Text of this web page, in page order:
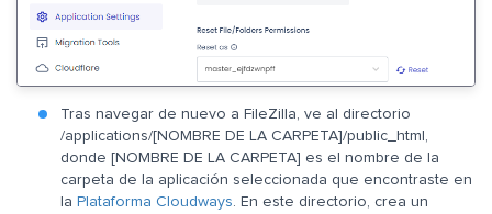
Tras navegar de nuevo a FileZilla, ve al directorio
/applications/[NOMBRE DE LA CARPETA]/public_html,
donde [NOMBRE DE LA CARPETA] es el nombre de la
carpeta de la aplicación seleccionada que encontraste en
la Plataforma Cloudways. En este directorio, crea un